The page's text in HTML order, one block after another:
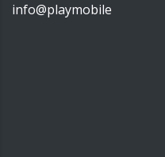
info@playmobile